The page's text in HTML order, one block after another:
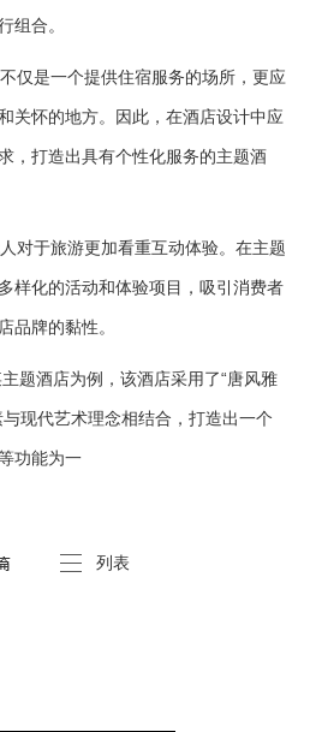
组合。
仅是一个提供住宿服务的场所，更应
关怀的地方。因此，在酒店设计中应
，打造出具有个性化服务的主题酒
对于旅游更加看重互动体验。在主题
样化的活动和体验项目，吸引消费者
品牌的黏性。
题酒店为例，该酒店采用了“唐风雅
现代艺术理念相结合，打造出一个
功能为一
列表